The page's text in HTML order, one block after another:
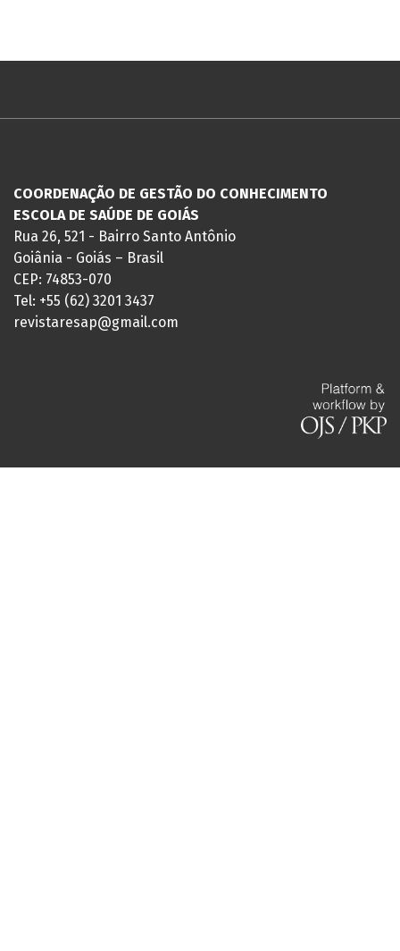
COORDENAÇÃO DE GESTÃO DO CONHECIMENTO
ESCOLA DE SAÚDE DE GOIÁS
Rua 26, 521 - Bairro Santo Antônio
Goiânia - Goiás – Brasil
CEP: 74853-070
Tel: +55 (62) 3201 3437
revistaresap@gmail.com